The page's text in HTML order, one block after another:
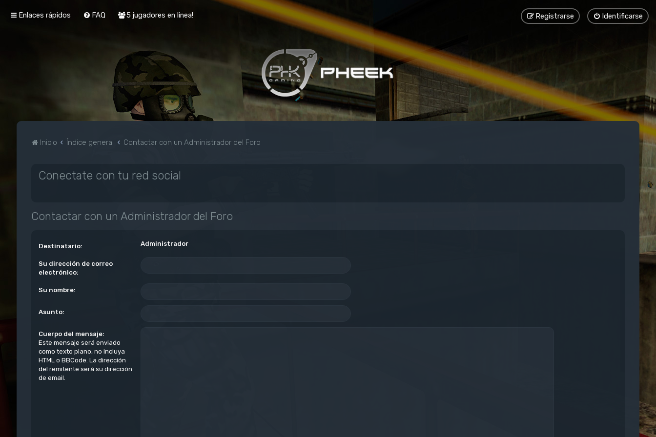
Enlaces rápidos FAQ 5 jugadores en linea! Identificarse
Registrarse
Inicio Índice general Contactar con un Administrador del Foro
Conectate con tu red social
Contactar con un Administrador del Foro
Destinatario: Administrador
Su dirección de correo
electrónico:
Su nombre:
Asunto:
Cuerpo del mensaje:
Este mensaje será enviado
como texto plano, no incluya
HTML o BBCode. La dirección
del remitente será su dirección
de email.